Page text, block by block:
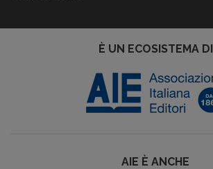
È UN ECOSISTEMA DI
AIE È ANCHE